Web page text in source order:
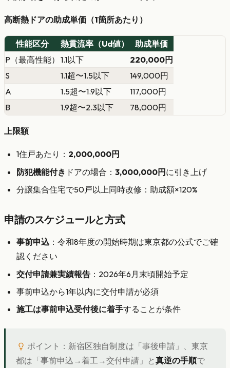
高断熱ドアの助成単価（1箇所あたり）
性能区分 熱貫流率（Ud値）
助成単価
P（最高性能） 1.1以下
220,000円
S
1.1超〜1.5以下
149,000円
A
1.5超〜1.9以下
117,000円
B
1.9超〜2.3以下 78,000円
上限額
1住戸あたり： 2,000,000円
防犯機能付き ドアの場合： 3,000,000円に引き上げ
分譲集合住宅で50戸以上同時改修：助成額×120%
申請のスケジュールと方式
事前申込 ：令和8年度の開始時期は東京都の公式でご確
認ください
交付申請兼実績報告 ：2026年6月末頃開始予定
事前申込から1年以内に交付申請が必須
施工は事前申込受付後に着手することが条件
ポイント：新宿区独自制度は「事後申請」、東京
都は「事前申込→着工→交付申請」と真逆の手順で